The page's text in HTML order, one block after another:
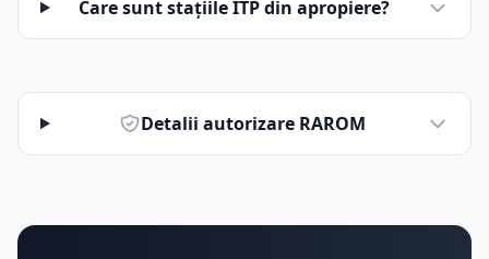
Care sunt stațiile ITP din apropiere?
Detalii autorizare RAROM